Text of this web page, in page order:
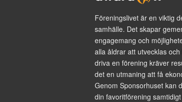
Föreningslivet är en viktig
samhälle. Det skapar
engagemang och
alla åldrar att utvecklas
driva en förening kräver
det en utmaning att få
Genom Sponsorhuset kan
din favoritförening